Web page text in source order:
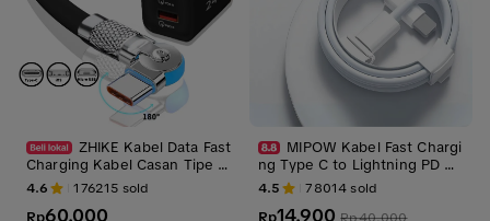
ZHIKE Kabel Data Fast
Charging Kabel Casan Tipe C
Micro USB Untuk iOS Lightnin
g Type C dengan Adapter 24
0W Adaptor Rotasi 180° 1M H
4.6 176215 sold
Rp60.000
MIPOW Kabel Fast Chargi
ng Type C to Lightning PD 20
W Cable Charger Converter
4.5 78014sold
Rp14.900